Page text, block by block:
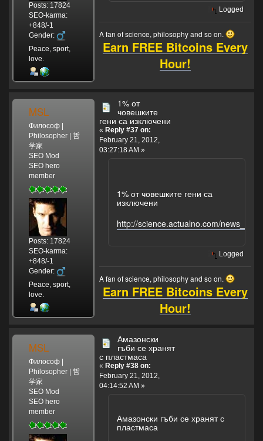
Posts: 17824
SEO-karma:
+848/-1
Gender:
Peace, sport,
love.
Logged
A fan of science, philosophy and so on.
Earn FREE Bitcoins Every
Hour!
MSL
Философ |
Philosopher | 哲
学家
SEO Mod
SEO hero
member
Posts: 17824
SEO-karma:
+848/-1
Gender:
Peace, sport,
love.
1% от
човешките
гени са изключени
« Reply #37 on:
February 21, 2012,
03:27:18 AM »
1% от човешките гени са
изключени
http://science.actualno.com/
Logged
A fan of science, philosophy and so on.
Earn FREE Bitcoins Every
Hour!
MSL
Философ |
Philosopher | 哲
学家
SEO Mod
SEO hero
member
Амазонски
гъби се хранят
с пластмаса
« Reply #38 on:
February 21, 2012,
04:14:52 AM »
Амазонски гъби се хранят с
пластмаса